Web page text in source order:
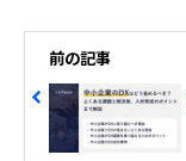
前の記事